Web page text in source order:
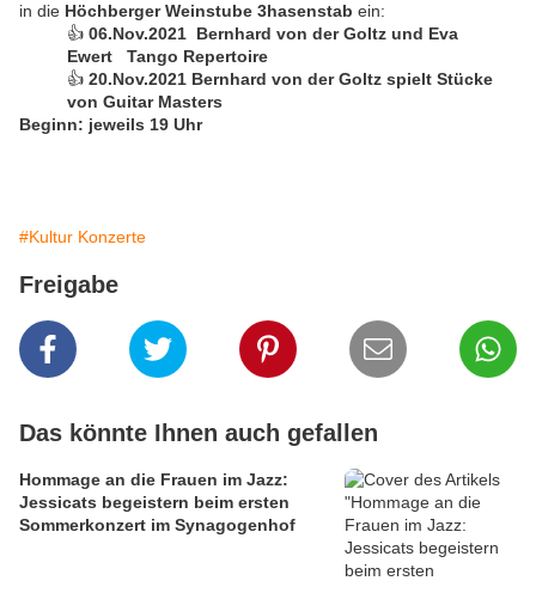
in die Höchberger Weinstube 3hasenstab ein:
👍 06.Nov.2021 Bernhard von der Goltz und Eva
Ewert Tango Repertoire
👍 20.Nov.2021 Bernhard von der Goltz spielt Stücke
von Guitar Masters
Beginn: jeweils 19 Uhr
#Kultur Konzerte
Freigabe
Das könnte Ihnen auch gefallen
Hommage an die Frauen im Jazz:
Jessicats begeistern beim ersten
Sommerkonzert im Synagogenhof